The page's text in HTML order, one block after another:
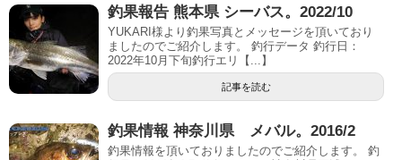
釣果報告 熊本県 シーバス。2022/10
YUKARI様より釣果写真とメッセージを頂いており
ましたのでご紹介します。 釣行データ 釣行日：
2022年10月下旬釣行エリ【...】
記事を読む
釣果情報 神奈川県 メバル。2016/2
釣果情報を頂いておりましたのでご紹介します。 釣